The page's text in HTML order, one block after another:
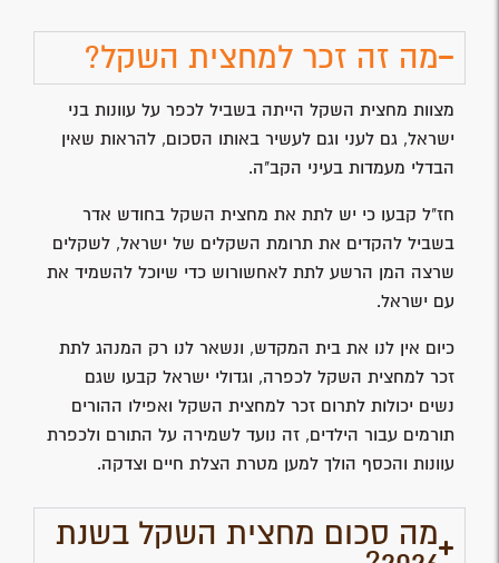
מה זה זכר למחצית השקל?
מצוות מחצית השקל הייתה בשביל לכפר על עוונות בני
ישראל, גם לעני וגם לעשיר באותו הסכום, להראות שאין
הבדלי מעמדות בעיני הקב"ה.
חז"ל קבעו כי יש לתת את מחצית השקל בחודש אדר
בשביל להקדים את תרומת השקלים של ישראל, לשקלים
שרצה המן הרשע לתת לאחשורוש כדי שיוכל להשמיד את
עם ישראל.
כיום אין לנו את בית המקדש, ונשאר לנו רק המנהג לתת
זכר למחצית השקל לכפרה, וגדולי ישראל קבעו שגם
נשים יכולות לתרום זכר למחצית השקל ואפילו ההורים
תורמים עבור הילדים, זה נועד לשמירה על התורם ולכפרת
עוונות והכסף הולך למען מטרת הצלת חיים וצדקה.
מה סכום מחצית השקל בשנת